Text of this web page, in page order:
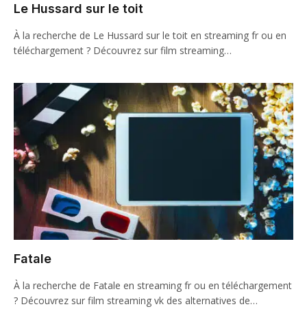
Le Hussard sur le toit
À la recherche de Le Hussard sur le toit en streaming fr ou en
téléchargement ? Découvrez sur film streaming…
Fatale
À la recherche de Fatale en streaming fr ou en téléchargement
? Découvrez sur film streaming vk des alternatives de…